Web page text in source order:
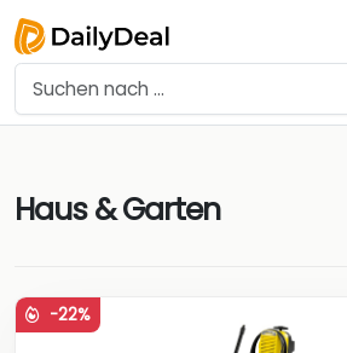
Haus & Garten
-22%